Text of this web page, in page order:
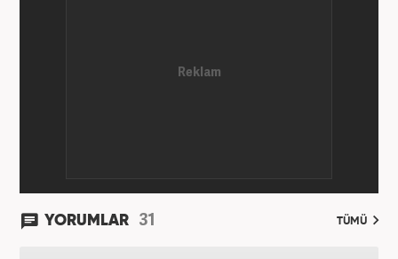
Haber7.com’da “Gündem Editörü” olarak devam
YORUMLAR 31 TÜMÜ